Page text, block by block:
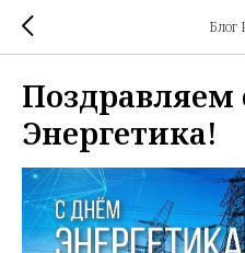
Блог
Поздравляем
Энергетика!